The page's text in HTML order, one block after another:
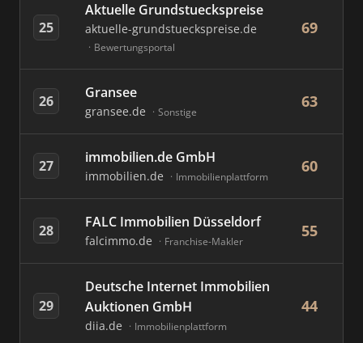
25
Aktuelle Grundstueckspreise
aktuelle-grundstueckspreise.de
Bewertungsportal
69
26 Gransee
gransee.de Sonstige
63
27 immobilien.de GmbH
immobilien.de Immobilienplattform
60
28 FALC Immobilien Düsseldorf
falcimmo.de Franchise-Makler
55
29
Deutsche Internet Immobilien
Auktionen GmbH
diia.de Immobilienplattform
44